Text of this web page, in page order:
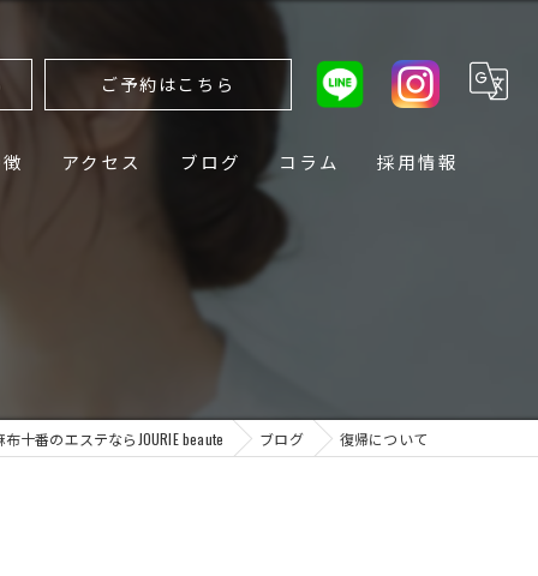
ご予約はこちら
アクセス ブログ コラム 採用情報
布十番のエステならJOURIE beaute ブログ 復帰について